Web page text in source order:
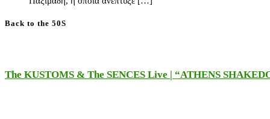
Back to the 50S
The KUSTOMS & The SENCES Live | “ATHENS